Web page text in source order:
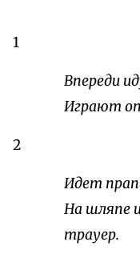
1
Впереди
Играют
2
Идет
На шляпе
трауер.